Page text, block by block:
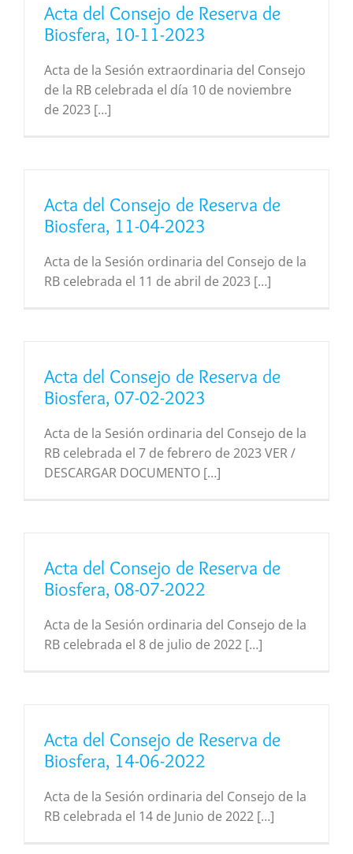
Acta del Consejo de Reserva de
Biosfera, 10-11-2023
Acta de la Sesión extraordinaria del Consejo
de la RB celebrada el día 10 de noviembre
de 2023 […]
Acta del Consejo de Reserva de
Biosfera, 11-04-2023
Acta de la Sesión ordinaria del Consejo de la
RB celebrada el 11 de abril de 2023 […]
Acta del Consejo de Reserva de
Biosfera, 07-02-2023
Acta de la Sesión ordinaria del Consejo de la
RB celebrada el 7 de febrero de 2023 VER /
DESCARGAR DOCUMENTO […]
Acta del Consejo de Reserva de
Biosfera, 08-07-2022
Acta de la Sesión ordinaria del Consejo de la
RB celebrada el 8 de julio de 2022 […]
Acta del Consejo de Reserva de
Biosfera, 14-06-2022
Acta de la Sesión ordinaria del Consejo de la
RB celebrada el 14 de Junio de 2022 […]